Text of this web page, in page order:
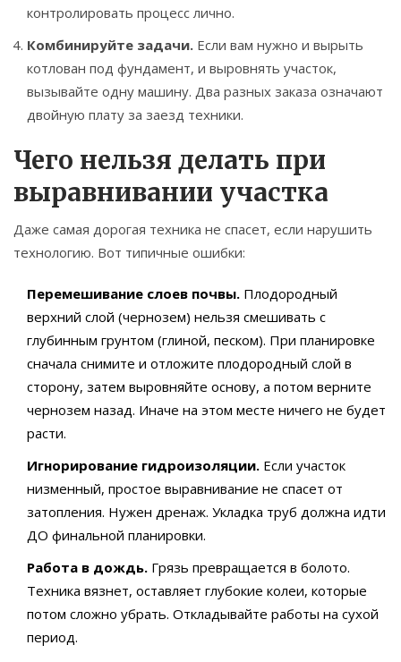
контролировать процесс лично.
Комбинируйте задачи. Если вам нужно и вырыть
котлован под фундамент, и выровнять участок,
вызывайте одну машину. Два разных заказа означают
двойную плату за заезд техники.
Чего нельзя делать при
выравнивании участка
Даже самая дорогая техника не спасет, если нарушить
технологию. Вот типичные ошибки:
Перемешивание слоев почвы. Плодородный
верхний слой (чернозем) нельзя смешивать с
глубинным грунтом (глиной, песком). При планировке
сначала снимите и отложите плодородный слой в
сторону, затем выровняйте основу, а потом верните
чернозем назад. Иначе на этом месте ничего не будет
расти.
Игнорирование гидроизоляции. Если участок
низменный, простое выравнивание не спасет от
затопления. Нужен дренаж. Укладка труб должна идти
ДО финальной планировки.
Работа в дождь. Грязь превращается в болото.
Техника вязнет, оставляет глубокие колеи, которые
потом сложно убрать. Откладывайте работы на сухой
период.